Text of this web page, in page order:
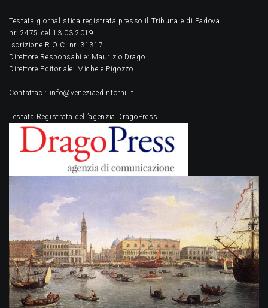
Testata giornalistica registrata presso il Tribunale di Padova
nr. 2475 del 13.03.2019
Iscrizione R.O.C. nr. 31317
Direttore Responsabile: Maurizio Drago
Direttore Editoriale: Michele Pigozzo
Contattaci: info@veneziaedintorni.it
Testata Registrata dell’agenzia DragoPress